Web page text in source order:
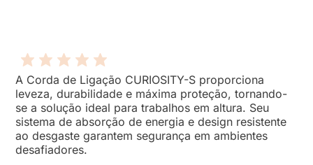
A Corda de Ligação CURIOSITY-S proporciona
leveza, durabilidade e máxima proteção, tornando-
se a solução ideal para trabalhos em altura. Seu
sistema de absorção de energia e design resistente
ao desgaste garantem segurança em ambientes
desafiadores.